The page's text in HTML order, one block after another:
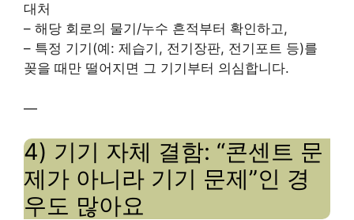
대처
– 해당 회로의 물기/누수 흔적부터 확인하고,
– 특정 기기(예: 제습기, 전기장판, 전기포트 등)를
꽂을 때만 떨어지면 그 기기부터 의심합니다.
—
4) 기기 자체 결함: “콘센트 문
제가 아니라 기기 문제”인 경
우도 많아요